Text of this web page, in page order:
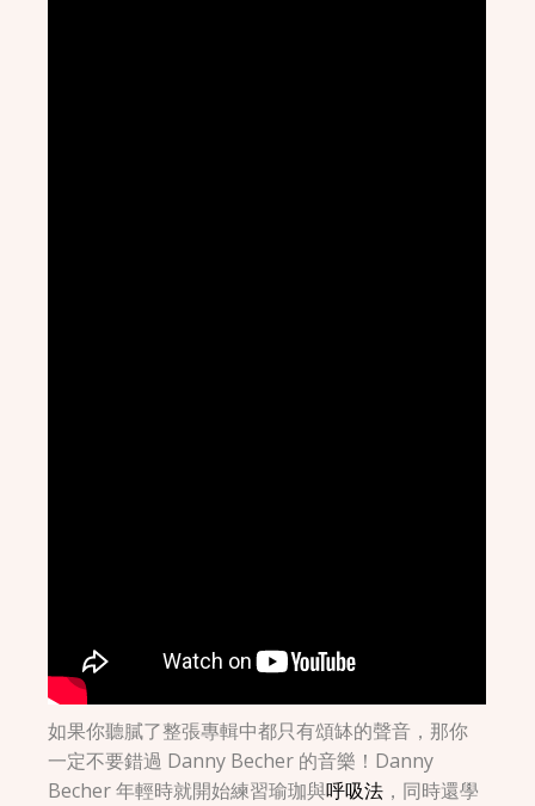
如果你聽膩了整張專輯中都只有頌缽的聲音，那你
一定不要錯過 Danny Becher 的音樂！Danny
Becher 年輕時就開始練習瑜珈與呼吸法 ，同時還學